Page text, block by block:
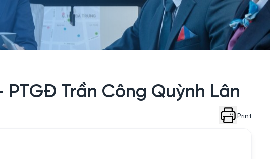
Trần Công Quỳnh Lân
Print